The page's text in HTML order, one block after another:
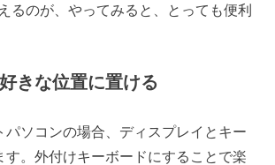
るのが、やってみると、とっても便利
きな位置に置ける
パソコンの場合、ディスプレイとキー
す。外付けキーボードにすることで楽